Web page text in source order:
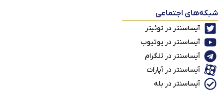
شبکه‌های اجتماعی
آیساسنتر در توئیتر
آیساسنتر در یوتیوب
آیساسنتر در تلگرام
آیساسنتر در آپارات
آیساسنتر در بله